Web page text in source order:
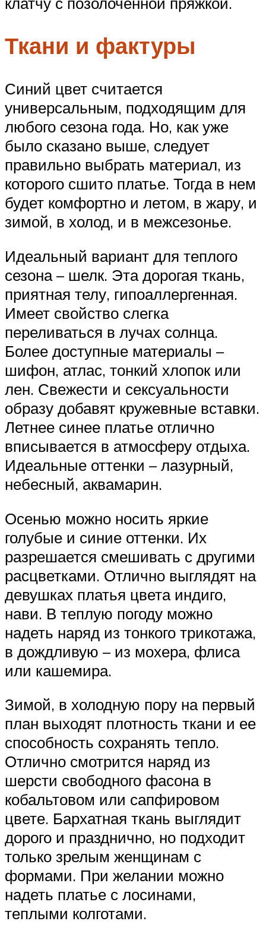
Ткани и фактуры
Синий цвет считается
универсальным, подходящим для
любого сезона года. Но, как уже
было сказано выше, следует
правильно выбрать материал, из
которого сшито платье. Тогда в нем
будет комфортно и летом, в жару, и
зимой, в холод, и в межсезонье.
Идеальный вариант для теплого
сезона – шелк. Эта дорогая ткань,
приятная телу, гипоаллергенная.
Имеет свойство слегка
переливаться в лучах солнца.
Более доступные материалы –
шифон, атлас, тонкий хлопок или
лен. Свежести и сексуальности
образу добавят кружевные вставки.
Летнее синее платье отлично
вписывается в атмосферу отдыха.
Идеальные оттенки – лазурный,
небесный, аквамарин.
Осенью можно носить яркие
голубые и синие оттенки. Их
разрешается смешивать с другими
расцветками. Отлично выглядят на
девушках платья цвета индиго,
нави. В теплую погоду можно
надеть наряд из тонкого трикотажа,
в дождливую – из мохера, флиса
или кашемира.
Зимой, в холодную пору на первый
план выходят плотность ткани и ее
способность сохранять тепло.
Отлично смотрится наряд из
шерсти свободного фасона в
кобальтовом или сапфировом
цвете. Бархатная ткань выглядит
дорого и празднично, но подходит
только зрелым женщинам с
формами. При желании можно
надеть платье с лосинами,
теплыми колготами.